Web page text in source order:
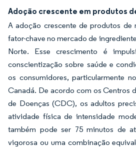
Adoção crescente em produtos
A adoção crescente de produtos de
fator-chave no mercado de
Norte. Esse crescimento é
conscientização sobre saúde e
os consumidores, particularmente
Canadá. De acordo com os Centros
de Doenças (CDC), os adultos
atividade física de intensidade
também pode ser 75 minutos de
vigorosa ou uma combinação